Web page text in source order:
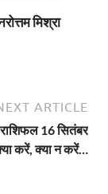
मिश्रा
ARTICLE
16 सितंबर
करें, क्या न करें…